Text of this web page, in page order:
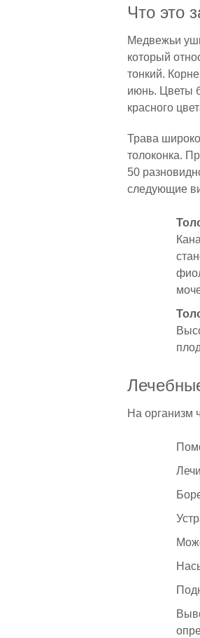
Что это
Медвежьи
который
тонкий.
июнь. Цветы
красного
Трава
толоконка.
50
следующие
На организм